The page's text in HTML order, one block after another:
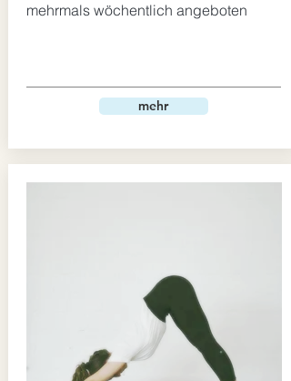
mehrmals wöchentlich angeboten
mehr